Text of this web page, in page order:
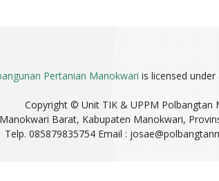
Pertanian Manokwari is licensed under
Copyright © Unit TIK & UPPM Polbangtan
Manokwari Barat, Kabupaten Manokwari,
Telp. 085879835754 Email :